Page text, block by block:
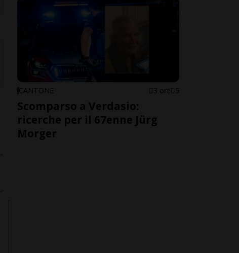
CANTONE 3 ore 5
Scomparso a Verdasio:
ricerche per il 67enne Jürg
Morger